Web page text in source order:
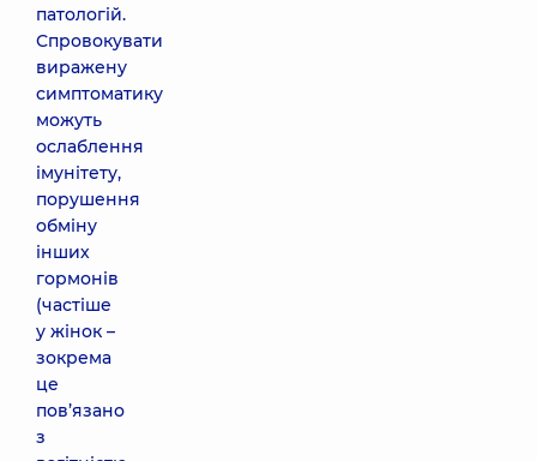
патологій.
Спровокувати
виражену
симптоматику
можуть
ослаблення
імунітету,
порушення
обміну
інших
гормонів
(частіше
у жінок –
зокрема
це
пов’язано
з